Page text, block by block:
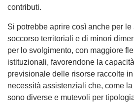
contributi.
Si potrebbe aprire così anche per
soccorso territoriali e di minori
per lo svolgimento, con maggiore
istituzionali, favorendone la
previsionale delle risorse raccolte
necessità assistenziali che, come
sono diverse e mutevoli per